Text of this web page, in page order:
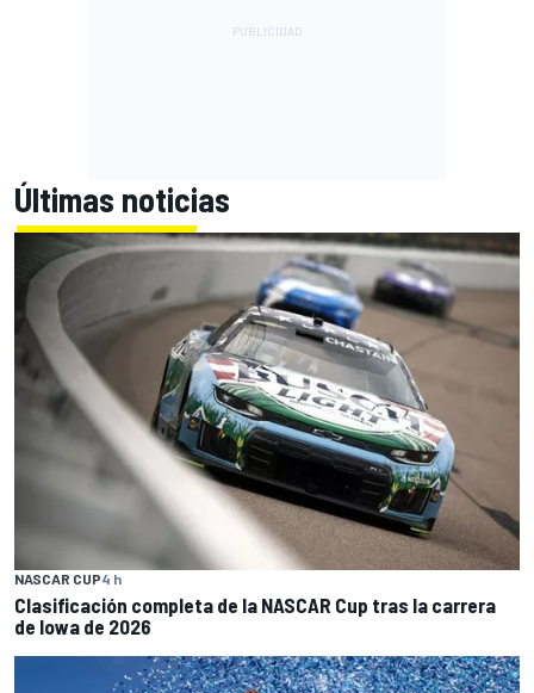
Últimas noticias
NASCAR CUP4 h
Clasificación completa de la NASCAR Cup tras la carrera
de Iowa de 2026